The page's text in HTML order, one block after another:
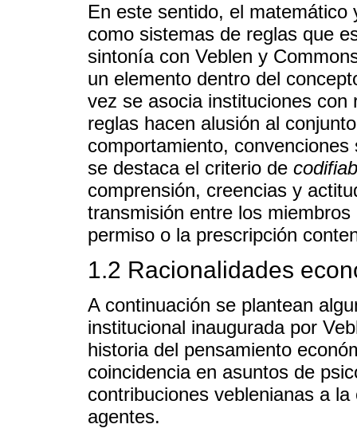
En este sentido, el
como sistemas de reglas que
sintonía con Veblen y
un elemento dentro del
vez se asocia instituciones
reglas hacen alusión al
comportamiento,
se destaca el criterio de
comprensión, creencias y
transmisión entre los
permiso o la prescripción
1.2 Racionalidades
A continuación se plantean
institucional inaugurada por
historia del pensamiento
coincidencia en asuntos de
contribuciones veblenianas a
agentes.